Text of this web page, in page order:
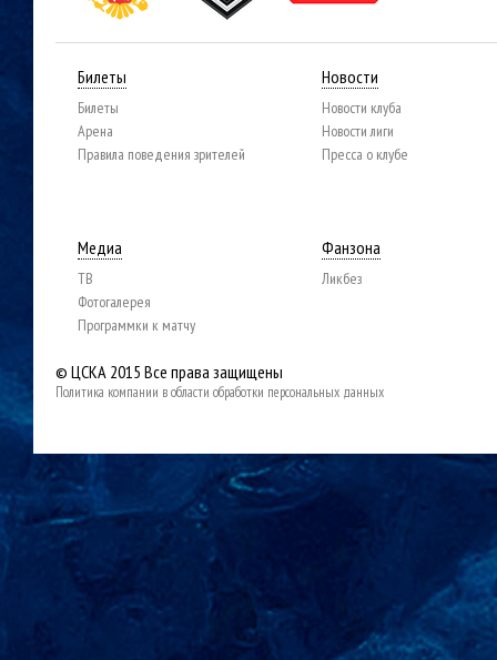
Билеты
Билеты
Арена
Правила поведения зрителей
Новости
Новости клуба
Новости лиги
Пресса о клубе
Медиа
ТВ
Фотогалерея
Программки к матчу
Фанзона
Ликбез
© ЦСКА 2015 Все права защищены
Политика компании в области обработки персональных данных